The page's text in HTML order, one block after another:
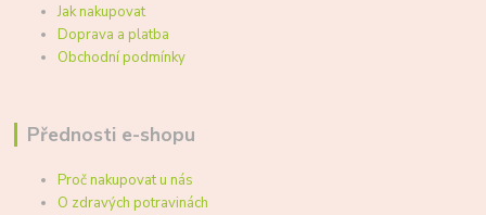
Jak nakupovat
Doprava a platba
Obchodní podmínky
Přednosti e-shopu
Proč nakupovat u nás
O zdravých potravinách